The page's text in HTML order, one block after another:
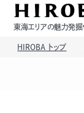
東海エリアの魅力発掘
HIROBA トップ